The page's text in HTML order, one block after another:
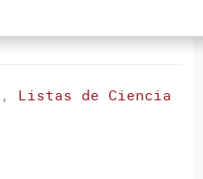
, Listas de Ciencia